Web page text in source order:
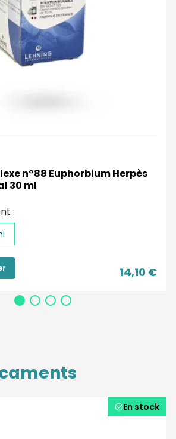
n°88 Euphorbium Herpès
30 ml
:
14,10 €
En stock